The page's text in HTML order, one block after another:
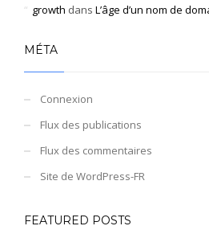
growth dans L’âge d’un nom de
MÉTA
Connexion
Flux des publications
Flux des commentaires
Site de WordPress-FR
FEATURED POSTS